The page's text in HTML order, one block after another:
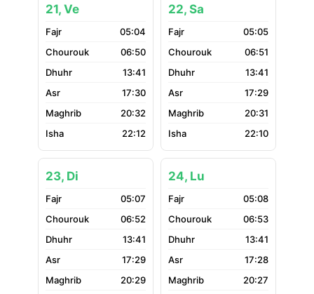
21, Ve
05:04
06:50
13:41
17:30
20:32
22:12
22, Sa
05:05
06:51
13:41
17:29
20:31
22:10
23, Di
05:07
06:52
13:41
17:29
20:29
24, Lu
05:08
06:53
13:41
17:28
20:27